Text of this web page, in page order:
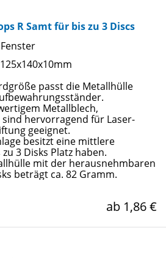
R Samt für bis zu 3 Discs
passt die Metallhülle
Metallblech,
hervorragend für Laser-
geeignet.
besitzt eine mittlere
3 Disks Platz haben.
mit der herausnehmbaren
beträgt ca. 82 Gramm.
ab 1,86 €